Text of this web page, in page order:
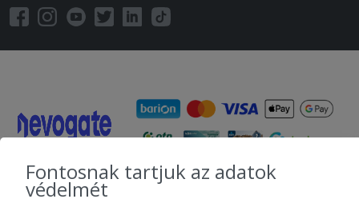
Fontosnak tartjuk az adatok
védelmét